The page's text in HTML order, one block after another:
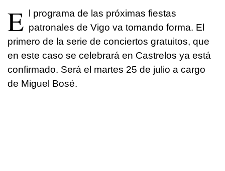
E l programa de las próximas fiestas
patronales de Vigo va tomando forma. El
primero de la serie de conciertos gratuitos, que
en este caso se celebrará en Castrelos ya está
confirmado. Será el martes 25 de julio a cargo
de Miguel Bosé.